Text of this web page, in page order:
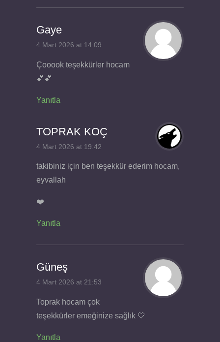
Gaye
4 Mart 2026 at 14:09
Çooook teşekkürler hocam
💕💕
Yanıtla
TOPRAK KOÇ
4 Mart 2026 at 19:42
takibiniz için ben teşekkür ederim hocam,
eyvallah
❤️
Yanıtla
Güneş
4 Mart 2026 at 21:53
Toprak hocam çok
teşekkürler emeğinize sağlık 🤍
Yanıtla